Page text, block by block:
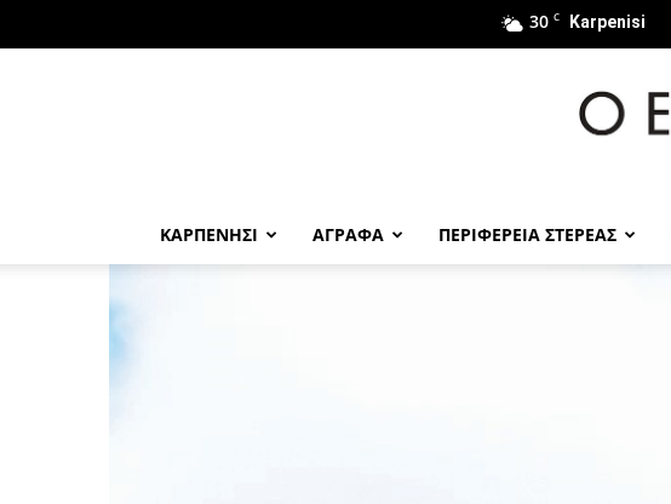
30 C Karpenisi
ΚΑΡΠΕΝΗΣΙ ΑΓΡΑΦΑ ΠΕΡΙΦΕΡΕΙΑ ΣΤΕΡΕΑΣ